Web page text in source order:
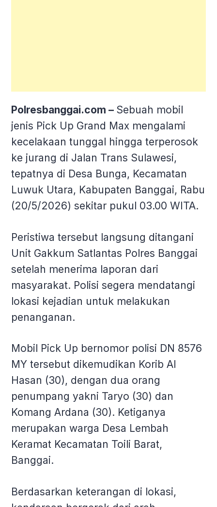
Polresbanggai.com – Sebuah mobil
jenis Pick Up Grand Max mengalami
kecelakaan tunggal hingga terperosok
ke jurang di Jalan Trans Sulawesi,
tepatnya di Desa Bunga, Kecamatan
Luwuk Utara, Kabupaten Banggai, Rabu
(20/5/2026) sekitar pukul 03.00 WITA.
Peristiwa tersebut langsung ditangani
Unit Gakkum Satlantas Polres Banggai
setelah menerima laporan dari
masyarakat. Polisi segera mendatangi
lokasi kejadian untuk melakukan
penanganan.
Mobil Pick Up bernomor polisi DN 8576
MY tersebut dikemudikan Korib Al
Hasan (30), dengan dua orang
penumpang yakni Taryo (30) dan
Komang Ardana (30). Ketiganya
merupakan warga Desa Lembah
Keramat Kecamatan Toili Barat,
Banggai.
Berdasarkan keterangan di lokasi,